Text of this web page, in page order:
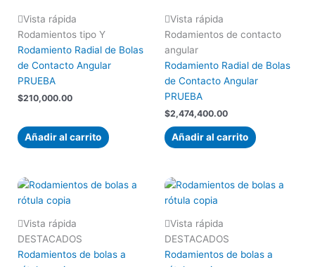
Vista rápida
Rodamientos tipo Y
Rodamiento Radial de Bolas
de Contacto Angular
PRUEBA
$210,000.00
Añadir al carrito
Vista rápida
Rodamientos de contacto
angular
Rodamiento Radial de Bolas
de Contacto Angular
PRUEBA
$2,474,400.00
Añadir al carrito
Vista rápida
DESTACADOS
Rodamientos de bolas a
Vista rápida
DESTACADOS
Rodamientos de bolas a